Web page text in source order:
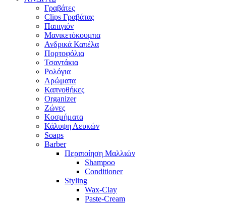
Γραβάτες
Clips Γραβάτας
Παπιγιόν
Μανικετόκουμπα
Ανδρικά Καπέλα
Πορτοφόλια
Τσαντάκια
Ρολόγια
Αρώματα
Καπνοθήκες
Organizer
Ζώνες
Κοσμήματα
Κάλυψη Λευκών
Soaps
Barber
Περιποίηση Μαλλιών
Shampoo
Conditioner
Styling
Wax-Clay
Paste-Cream